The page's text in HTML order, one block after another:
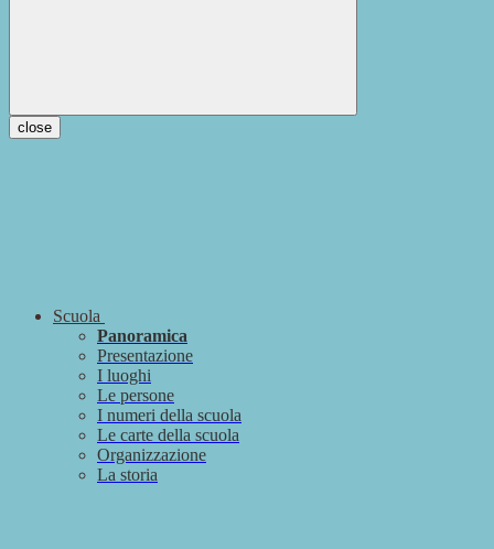
close
Scuola
Panoramica
Presentazione
I luoghi
Le persone
I numeri della scuola
Le carte della scuola
Organizzazione
La storia